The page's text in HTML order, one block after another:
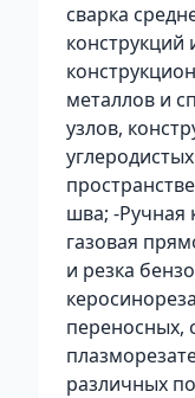
сварка
конструкций
металлов и
узлов,
шва; -Ручная
газовая
и резка
переносных,
различных